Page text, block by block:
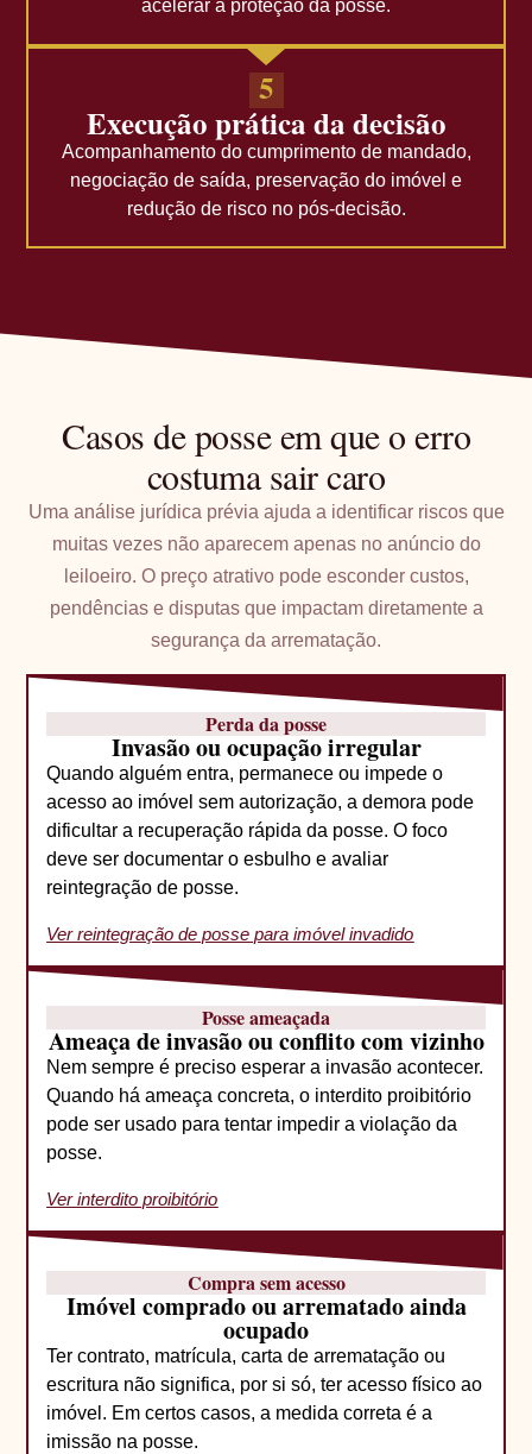
acelerar a proteção da posse.
5
Execução prática da decisão
Acompanhamento do cumprimento de mandado,
negociação de saída, preservação do imóvel e
redução de risco no pós-decisão.
Casos de posse em que o erro
costuma sair caro
Uma análise jurídica prévia ajuda a identificar riscos que
muitas vezes não aparecem apenas no anúncio do
leiloeiro. O preço atrativo pode esconder custos,
pendências e disputas que impactam diretamente a
segurança da arrematação.
Perda da posse
Invasão ou ocupação irregular
Quando alguém entra, permanece ou impede o
acesso ao imóvel sem autorização, a demora pode
dificultar a recuperação rápida da posse. O foco
deve ser documentar o esbulho e avaliar
reintegração de posse.
Ver reintegração de posse para imóvel invadido
Posse ameaçada
Ameaça de invasão ou conflito com vizinho
Nem sempre é preciso esperar a invasão acontecer.
Quando há ameaça concreta, o interdito proibitório
pode ser usado para tentar impedir a violação da
posse.
Ver interdito proibitório
Compra sem acesso
Imóvel comprado ou arrematado ainda
ocupado
Ter contrato, matrícula, carta de arrematação ou
escritura não significa, por si só, ter acesso físico ao
imóvel. Em certos casos, a medida correta é a
imissão na posse.